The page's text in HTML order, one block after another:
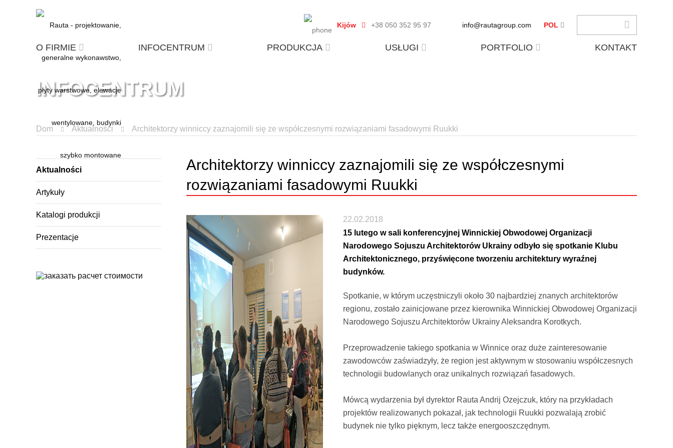
Kijów +38 050 352 95 97 info@rautagroup.com POL
O FIRMIE INFOCENTRUM PRODUKCJA USŁUGI PORTFOLIO KONTAKT
INFOCENTRUM
Dom Aktualności Architektorzy winniccy zaznajomili się ze współczesnymi rozwiązaniami fasadowymi Ruukki
Aktualności
Artykuły
Katalogi produkcji
Prezentacje
Architektorzy winniccy zaznajomili się ze współczesnymi
rozwiązaniami fasadowymi Ruukki
22.02.2018
15 lutego w sali konferencyjnej Winnickiej Obwodowej Organizacji
Narodowego Sojuszu Architektorów Ukrainy odbyło się spotkanie Klubu
Architektonicznego, przyświęcone tworzeniu architektury wyraźnej
budynków.
Spotkanie, w którym uczęstniczyli około 30 najbardziej znanych architektorów
regionu, zostało zainicjowane przez kierownika Winnickiej Obwodowej Organizacji
Narodowego Sojuszu Architektorów Ukrainy Aleksandra Korotkych.
Przeprowadzenie takiego spotkania w Winnice oraz duże zainteresowanie
zawodowców zaświadzyły, że region jest aktywnym w stosowaniu współczesnych
technologii budowlanych oraz unikalnych rozwiązań fasadowych.
Mówcą wydarzenia był dyrektor Rauta Andrij Ozejczuk, który na przykładach
projektów realizowanych pokazał, jak technologii Ruukki pozwalają zrobić
budynek nie tylko pięknym, lecz także energooszczędnym.